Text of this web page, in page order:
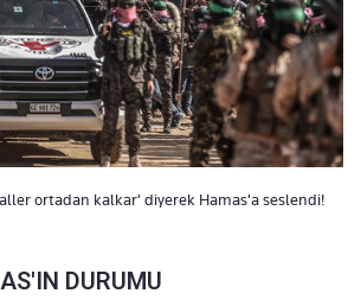
ortadan kalkar' diyerek Hamas'a seslendi!
DURUMU